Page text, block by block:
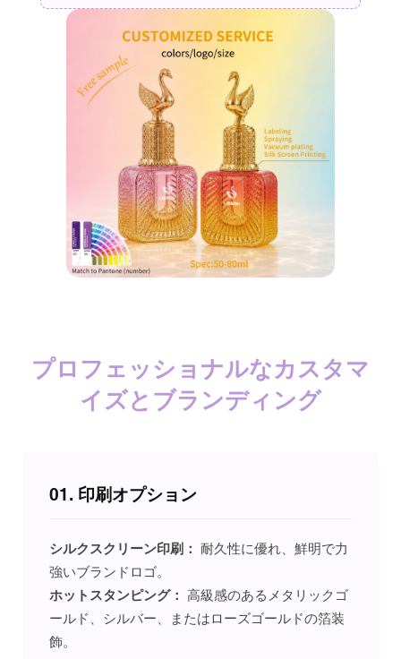
プロフェッショナルなカスタマ
イズとブランディング
01. 印刷オプション
シルクスクリーン印刷：
耐久性に優れ、鮮明で力
強いブランドロゴ。
ホットスタンピング：
高級感のあるメタリックゴ
ールド、シルバー、またはローズゴールドの箔装
飾。